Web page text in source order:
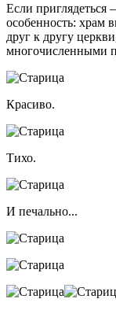
Если
особенность: храм
друг к другу
многочисленными
Красиво.
Тихо.
И печально...